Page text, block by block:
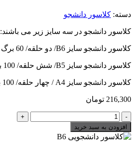
دسته: کلاسور دانشجو
کلاسور دانشجو در سه سایز زیر می باشند:
کلاسور دانشجو سایز B6/ دو حلقه/ 60 برگ
کلاسور دانشجو سایز B5/ شش حلقه/ 100 برگ
کلاسور دانشجو سایز A4 / چهار حلقه/ 100 برگ
216,300 تومان
کلاسور
دانشجویی
B5
تعداد
افزودن به سبد خرید